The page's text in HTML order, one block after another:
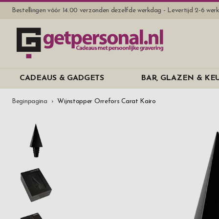
Bestellingen vóór 14.00 verzonden dezelfde werkdag - Levertijd 2-6
CADEAUS & GADGETS BAR, GLAZEN &
Beginpagina Wijnstopper Orrefors Carat Kairo